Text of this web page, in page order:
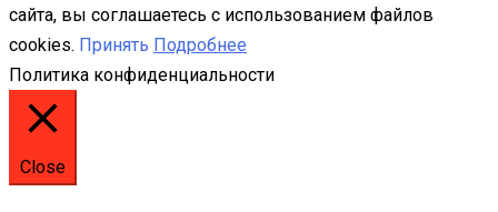
сайта, вы соглашаетесь с использованием файлов
cookies. Принять Подробнее
Политика конфиденциальности
Close